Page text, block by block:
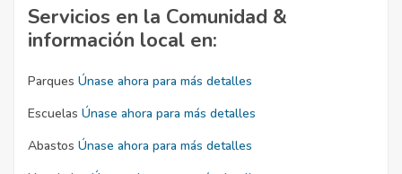
Servicios en la Comunidad &
información local en:
Parques Únase ahora para más detalles
Escuelas Únase ahora para más detalles
Abastos Únase ahora para más detalles